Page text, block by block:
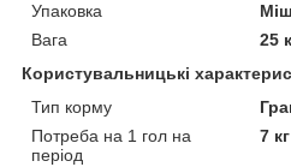
Упаковка
Вага
25
Користувальницькі
Тип корму
Потреба на 1 гол на
період
7 кг